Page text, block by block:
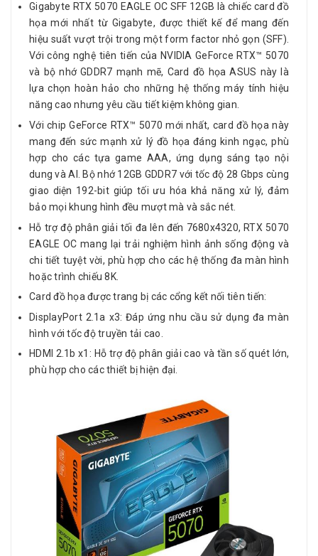
Gigabyte RTX 5070 EAGLE OC SFF 12GB là chiếc card đồ
họa mới nhất từ Gigabyte, được thiết kế để mang đến
hiệu suất vượt trội trong một form factor nhỏ gọn (SFF).
Với công nghệ tiên tiến của NVIDIA GeForce RTX™ 5070
và bộ nhớ GDDR7 mạnh mẽ, Card đồ họa ASUS này là
lựa chọn hoàn hảo cho những hệ thống máy tính hiệu
năng cao nhưng yêu cầu tiết kiệm không gian.
Với chip GeForce RTX™ 5070 mới nhất, card đồ họa này
mang đến sức mạnh xử lý đồ họa đáng kinh ngạc, phù
hợp cho các tựa game AAA, ứng dụng sáng tạo nội
dung và AI. Bộ nhớ 12GB GDDR7 với tốc độ 28 Gbps cùng
giao diện 192-bit giúp tối ưu hóa khả năng xử lý, đảm
bảo mọi khung hình đều mượt mà và sắc nét.
Hỗ trợ độ phân giải tối đa lên đến 7680x4320, RTX 5070
EAGLE OC mang lại trải nghiệm hình ảnh sống động và
chi tiết tuyệt vời, phù hợp cho các hệ thống đa màn hình
hoặc trình chiếu 8K.
Card đồ họa được trang bị các cổng kết nối tiên tiến:
DisplayPort 2.1a x3: Đáp ứng nhu cầu sử dụng đa màn
hình với tốc độ truyền tải cao.
HDMI 2.1b x1: Hỗ trợ độ phân giải cao và tần số quét lớn,
phù hợp cho các thiết bị hiện đại.